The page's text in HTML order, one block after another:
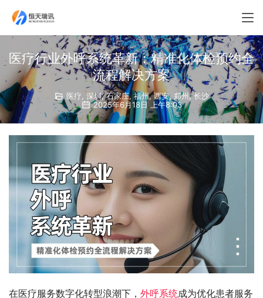
医疗行业外呼系统革新：精准化体检预约全
流程解决方案​
医疗 ,深圳,石家庄,福州,西安, 郑州,长沙
2025年6月18日 上午8:03
​在医疗服务数字化转型浪潮下， 外呼系统成为优化患者服务